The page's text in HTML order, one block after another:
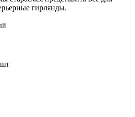
гирлянды.
шт